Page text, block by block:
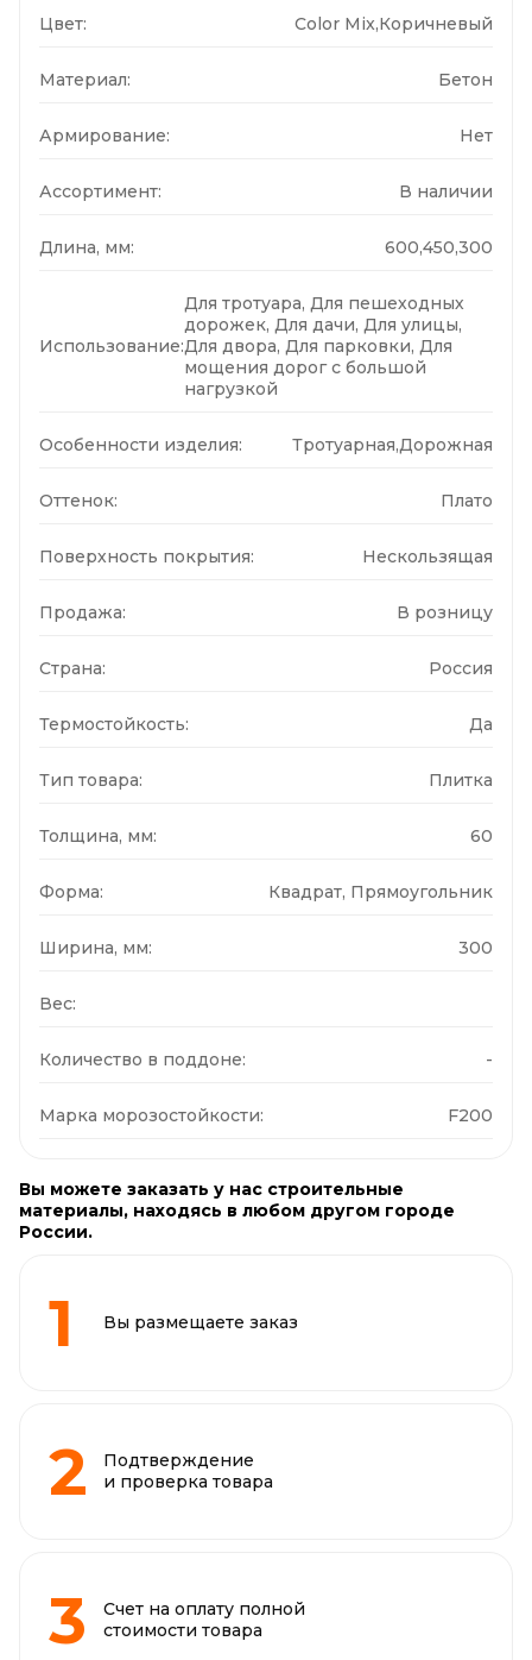
Цвет: Color Mix,Коричневый
Материал: Бетон
Армирование: Нет
Ассортимент: В наличии
Длина, мм: 600,450,300
Использование:
Для тротуара, Для пешеходных
дорожек, Для дачи, Для улицы,
Для двора, Для парковки, Для
мощения дорог с большой
нагрузкой
Особенности изделия: Тротуарная,Дорожная
Оттенок: Плато
Поверхность покрытия: Нескользящая
Продажа: В розницу
Страна: Россия
Термостойкость: Да
Тип товара: Плитка
Толщина, мм: 60
Форма: Квадрат, Прямоугольник
Ширина, мм: 300
Вес:
Количество в поддоне: -
Марка морозостойкости: F200
Вы можете заказать у нас строительные
материалы, находясь в любом другом городе
России.
Вы размещаете заказ
Подтверждение
и проверка товара
Счет на оплату полной
стоимости товара